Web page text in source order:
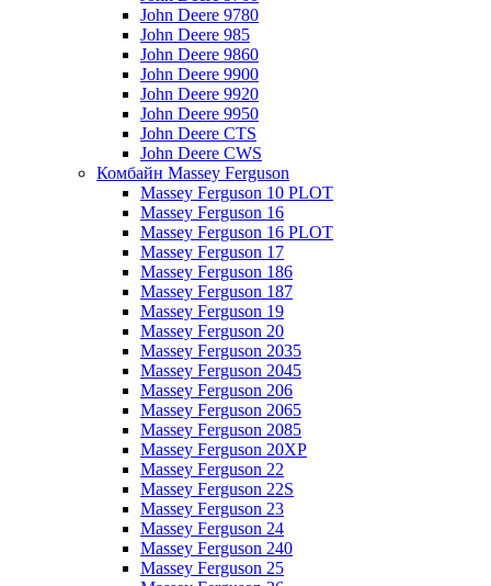
John Deere 9780
John Deere 985
John Deere 9860
John Deere 9900
John Deere 9920
John Deere 9950
John Deere CTS
John Deere CWS
Комбайн Massey Ferguson
Massey Ferguson 10 PLOT
Massey Ferguson 16
Massey Ferguson 16 PLOT
Massey Ferguson 17
Massey Ferguson 186
Massey Ferguson 187
Massey Ferguson 19
Massey Ferguson 20
Massey Ferguson 2035
Massey Ferguson 2045
Massey Ferguson 206
Massey Ferguson 2065
Massey Ferguson 2085
Massey Ferguson 20XP
Massey Ferguson 22
Massey Ferguson 22S
Massey Ferguson 23
Massey Ferguson 24
Massey Ferguson 240
Massey Ferguson 25